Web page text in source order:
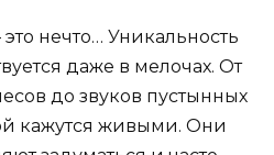
нечто… Уникальность
даже в мелочах. От
до звуков пустынных
кажутся живыми. Они